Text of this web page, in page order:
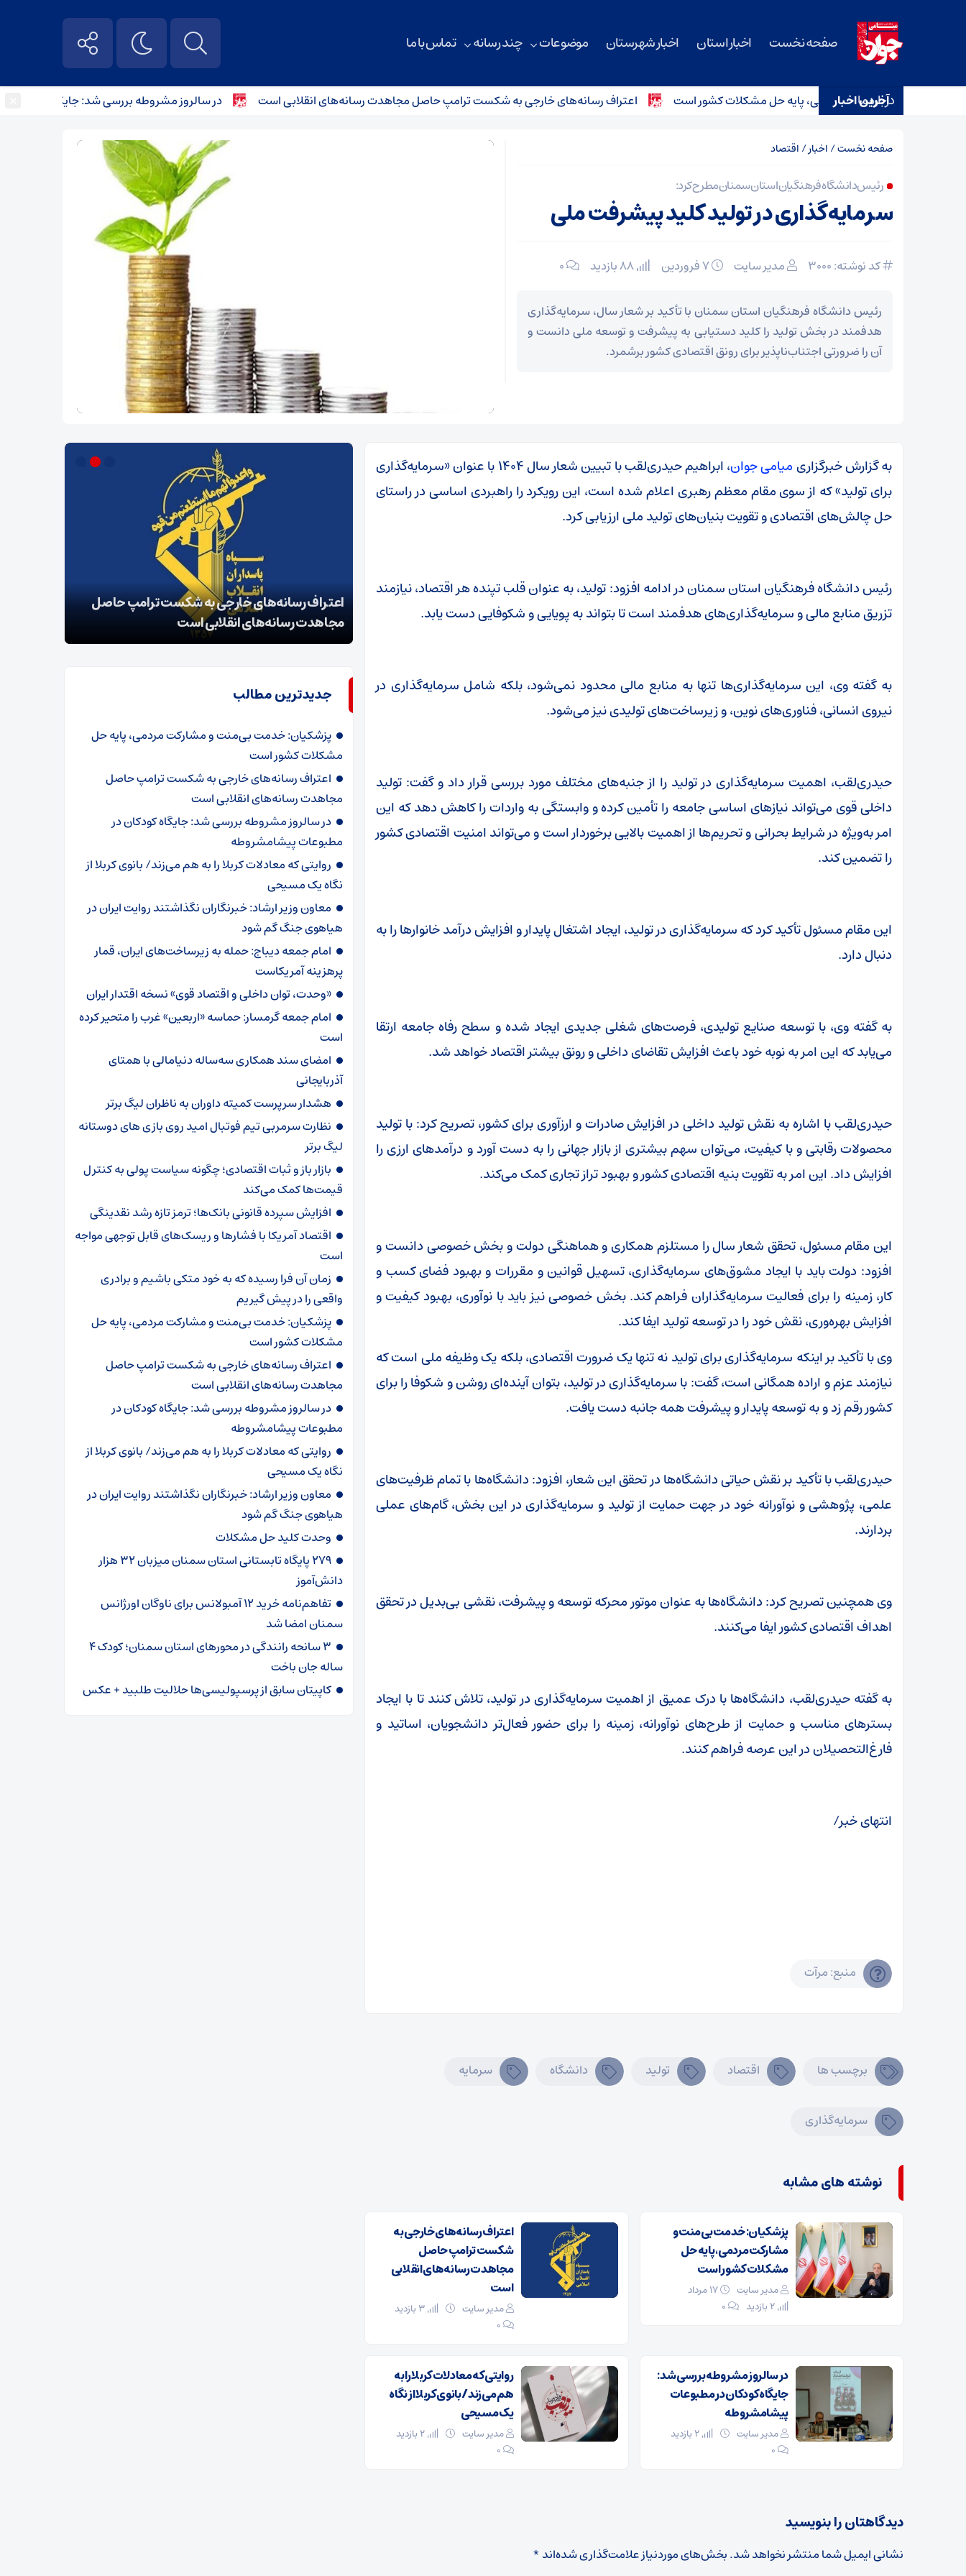
صفحه نخست اخبار استان اخبار شهرستان موضوعات چند رسانه تماس با ما
درباره ما
آخرین اخبار
بی‌منت و مشارکت مردمی، پایه حل مشکلات کشور است اعتراف رسانه‌های خارجی به شکست ترامپ حاصل مجاهدت رسانه‌های انقلابی است در سالروز مشروطه بررسی شد: جایگاه کودکان در
صفحه نخست/ اخبار/ اقتصاد
رئیس دانشگاه فرهنگیان استان سمنان مطرح کرد:
سرمایه‌گذاری در تولید کلید پیشرفت ملی
کد نوشته: 3000 مدیر سایت ۰
رئیس دانشگاه فرهنگیان استان سمنان با تأکید بر شعار سال، سرمایه‌گذاری
هدفمند در بخش تولید را کلید دستیابی به پیشرفت و توسعه ملی دانست و
آن را ضرورتی اجتناب‌ناپذیر برای رونق اقتصادی کشور برشمرد.
به گزارش خبرگزاری میامی جوان
، ابراهیم حیدری‌لقب با تبیین شعار سال ۱۴۰۴ با عنوان «سرمایه‌گذاری
برای تولید» که از سوی مقام معظم رهبری اعلام شده است، این رویکرد را راهبردی اساسی در راستای
حل چالش‌های اقتصادی و تقویت بنیان‌های تولید ملی ارزیابی کرد.
رئیس دانشگاه فرهنگیان استان سمنان در ادامه افزود: تولید، به عنوان قلب تپنده هر اقتصاد، نیازمند
تزریق منابع مالی و سرمایه‌گذاری‌های هدفمند است تا بتواند به پویایی و شکوفایی دست یابد.
به گفته وی، این سرمایه‌گذاری‌ها تنها به منابع مالی محدود نمی‌شود، بلکه شامل سرمایه‌گذاری در
نیروی انسانی، فناوری‌های نوین، و زیرساخت‌های تولیدی نیز می‌شود.
حیدری‌لقب، اهمیت سرمایه‌گذاری در تولید را از جنبه‌های مختلف مورد بررسی قرار داد و گفت: تولید
داخلی قوی می‌تواند نیازهای اساسی جامعه را تأمین کرده و وابستگی به واردات را کاهش دهد که این
امر به‌ویژه در شرایط بحرانی و تحریم‌ها از اهمیت بالایی برخوردار است و می‌تواند امنیت اقتصادی کشور
را تضمین کند.
این مقام مسئول تأکید کرد که سرمایه‌گذاری در تولید، ایجاد اشتغال پایدار و افزایش درآمد خانوارها را به
دنبال دارد.
به گفته وی، با توسعه صنایع تولیدی، فرصت‌های شغلی جدیدی ایجاد شده و سطح رفاه جامعه ارتقا
می‌یابد که این امر به نوبه خود باعث افزایش تقاضای داخلی و رونق بیشتر اقتصاد خواهد شد.
حیدری‌لقب با اشاره به نقش تولید داخلی در افزایش صادرات و ارزآوری برای کشور، تصریح کرد: با تولید
محصولات رقابتی و با کیفیت، می‌توان سهم بیشتری از بازار جهانی را به دست آورد و درآمدهای ارزی را
افزایش داد. این امر به تقویت بنیه اقتصادی کشور و بهبود تراز تجاری کمک می‌کند.
این مقام مسئول، تحقق شعار سال را مستلزم همکاری و هماهنگی دولت و بخش خصوصی دانست و
افزود: دولت باید با ایجاد مشوق‌های سرمایه‌گذاری، تسهیل قوانین و مقررات و بهبود فضای کسب و
کار، زمینه را برای فعالیت سرمایه‌گذاران فراهم کند. بخش خصوصی نیز باید با نوآوری، بهبود کیفیت و
افزایش بهره‌وری، نقش خود را در توسعه تولید ایفا کند.
وی با تأکید بر اینکه سرمایه‌گذاری برای تولید نه تنها یک ضرورت اقتصادی، بلکه یک وظیفه ملی است که
نیازمند عزم و اراده همگانی است، گفت: با سرمایه‌گذاری در تولید، بتوان آینده‌ای روشن و شکوفا را برای
کشور رقم زد و به توسعه پایدار و پیشرفت همه جانبه دست یافت.
حیدری‌لقب با تأکید بر نقش حیاتی دانشگاه‌ها در تحقق این شعار، افزود: دانشگاه‌ها با تمام ظرفیت‌های
علمی، پژوهشی و نوآورانه خود در جهت حمایت از تولید و سرمایه‌گذاری در این بخش، گام‌های عملی
بردارند.
وی همچنین تصریح کرد: دانشگاه‌ها به عنوان موتور محرکه توسعه و پیشرفت، نقشی بی‌بدیل در تحقق
اهداف اقتصادی کشور ایفا می‌کنند.
به گفته حیدری‌لقب، دانشگاه‌ها با درک عمیق از اهمیت سرمایه‌گذاری در تولید، تلاش کنند تا با ایجاد
بسترهای مناسب و حمایت از طرح‌های نوآورانه، زمینه را برای حضور فعال‌تر دانشجویان، اساتید و
فارغ‌التحصیلان در این عرصه فراهم کنند.
انتهای خبر/
منبع: مرآت
برچسب ها اقتصاد تولید دانشگاه سرمایه
سرمایه‌گذاری
نوشته های مشابه
پزشکیان: خدمت بی‌منت و
مشارکت مردمی، پایه حل
مشکلات کشور است
مدیر سایت
۰
اعتراف رسانه‌های خارجی به
شکست ترامپ حاصل
مجاهدت رسانه‌های انقلابی
است
مدیر سایت
3 بازدید
۰
در سالروز مشروطه بررسی شد:
جایگاه کودکان در مطبوعات
پیشامشروطه
مدیر سایت
۰
روایتی که معادلات کربلا را به
هم می‌زند/ بانوی کربلا از نگاه
یک مسیحی
مدیر سایت
2 بازدید
۰
دیدگاهتان را بنویسید
نشانی ایمیل شما منتشر نخواهد شد.بخش‌های موردنیاز علامت‌گذاری شده‌اند*
زمان آن فرا رسیده که به خود متکی باشیم و برادری
واقعی را در پیش گیریم
پزشکیان: خدمت بی‌منت و مشارکت مردمی، پایه حل
مشکلات کشور است
اعتراف رسانه‌های خارجی به شکست ترامپ حاصل
مجاهدت رسانه‌های انقلابی است
جدیدترین مطالب
پزشکیان: خدمت بی‌منت و مشارکت مردمی، پایه حل
مشکلات کشور است
اعتراف رسانه‌های خارجی به شکست ترامپ حاصل
مجاهدت رسانه‌های انقلابی است
در سالروز مشروطه بررسی شد: جایگاه کودکان در
مطبوعات پیشامشروطه
روایتی که معادلات کربلا را به هم می‌زند/ بانوی کربلا از
نگاه یک مسیحی
معاون وزیر ارشاد: خبرنگاران نگذاشتند روایت ایران در
هیاهوی جنگ گم شود
امام جمعه دیباج: حمله به زیرساخت‌های ایران، قمار
پرهزینه آمریکاست
«وحدت، توان داخلی و اقتصاد قوی» نسخه اقتدار ایران
امام جمعه گرمسار: حماسه «اربعین» غرب را متحیر کرده
است
امضای سند همکاری سه‌ساله دنیامالی با همتای
آذربایجانی
هشدار سرپرست ‌کمیته داوران به ناظران لیگ برتر
نظارت سرمربی تیم‌ فوتبال امید روی بازی های دوستانه
لیگ برتر
بازار باز و ثبات اقتصادی؛ چگونه سیاست پولی به کنترل
قیمت‌ها کمک می‌کند
افزایش سپرده قانونی بانک‌ها؛ ترمز تازه رشد نقدینگی
اقتصاد آمریکا با فشارها و ریسک‌های قابل توجهی مواجه
است
زمان آن فرا رسیده که به خود متکی باشیم و برادری
واقعی را در پیش گیریم
پزشکیان: خدمت بی‌منت و مشارکت مردمی، پایه حل
مشکلات کشور است
اعتراف رسانه‌های خارجی به شکست ترامپ حاصل
مجاهدت رسانه‌های انقلابی است
در سالروز مشروطه بررسی شد: جایگاه کودکان در
مطبوعات پیشامشروطه
روایتی که معادلات کربلا را به هم می‌زند/ بانوی کربلا از
نگاه یک مسیحی
معاون وزیر ارشاد: خبرنگاران نگذاشتند روایت ایران در
هیاهوی جنگ گم شود
وحدت کلید حل مشکلات
۲۷۹ پایگاه تابستانی استان سمنان میزبان ۳۲ هزار
دانش‌آموز
تفاهم‌نامه خرید ۱۲ آمبولانس برای ناوگان اورژانس
سمنان امضا شد
۳ سانحه رانندگی در محورهای استان سمنان؛ کودک ۴
ساله جان باخت
کاپیتان سابق از پرسپولیسی‌ها حلالیت طلبید + عکس